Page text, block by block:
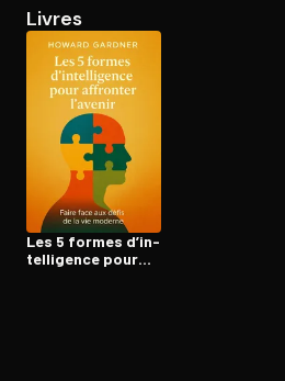
Ouvre l'app Appareil photo,
Livres
Les 5 formes d’in­
tel­li­gence pour